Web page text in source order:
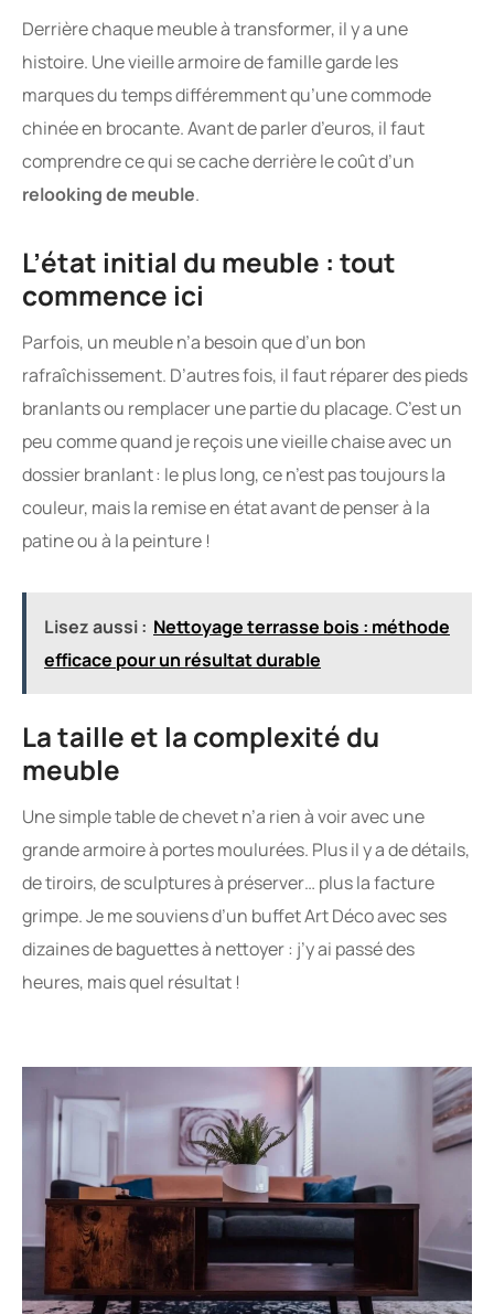
Derrière chaque meuble à transformer, il y a une
histoire. Une vieille armoire de famille garde les
marques du temps différemment qu’une commode
chinée en brocante. Avant de parler d’euros, il faut
comprendre ce qui se cache derrière le coût d’un
relooking de meuble.
L’état initial du meuble : tout
commence ici
Parfois, un meuble n’a besoin que d’un bon
rafraîchissement. D’autres fois, il faut réparer des pieds
branlants ou remplacer une partie du placage. C’est un
peu comme quand je reçois une vieille chaise avec un
dossier branlant : le plus long, ce n’est pas toujours la
couleur, mais la remise en état avant de penser à la
patine ou à la peinture !
Lisez aussi : Nettoyage terrasse bois : méthode
efficace pour un résultat durable
La taille et la complexité du
meuble
Une simple table de chevet n’a rien à voir avec une
grande armoire à portes moulurées. Plus il y a de détails,
de tiroirs, de sculptures à préserver… plus la facture
grimpe. Je me souviens d’un buffet Art Déco avec ses
dizaines de baguettes à nettoyer : j’y ai passé des
heures, mais quel résultat !